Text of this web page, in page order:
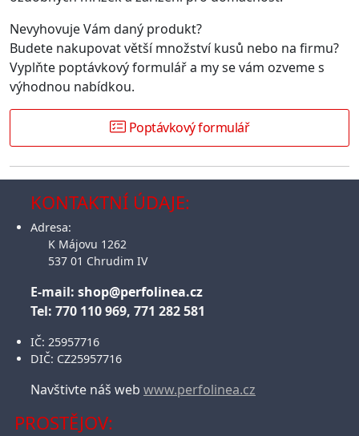
Nevyhovuje Vám daný produkt?
Budete nakupovat větší množství kusů nebo na firmu?
Vyplňte poptávkový formulář a my se vám ozveme s
výhodnou nabídkou.
Poptávkový formulář
KONTAKTNÍ ÚDAJE:
Adresa:
K Májovu 1262
537 01 Chrudim IV
E-mail: shop@perfolinea.cz
Tel: 770 110 969, 771 282 581
IČ: 25957716
DIČ: CZ25957716
Navštivte náš web www.perfolinea.cz
PROSTĚJOV: